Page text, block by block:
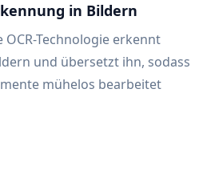
in Bildern
Technologie erkennt
und übersetzt ihn, sodass
mühelos bearbeitet